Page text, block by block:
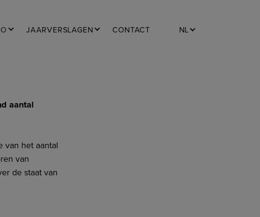
NL
JAARVERSLAGEN CONTACT
aantal
van het aantal
van
de staat van